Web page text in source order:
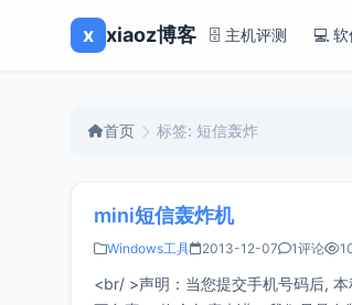
x xiaoz博客 🗄️ 主机评测 💻
首页 标签: 短信轰炸
mini短信轰炸机
Windows工具 2013-12-07 1评论
<br/ >声明：当您提交手机号码后,